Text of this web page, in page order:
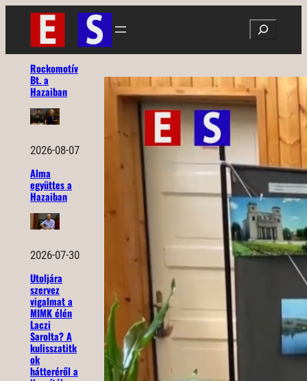
Ugrás
tartalomhoz
Search
Rockomotív
Bt. a
Hazaiban
2026-08-07
Alma
együttes a
Hazaiban
2026-07-30
Utoljára
szervez
vigalmat a
MIMK élén
Laczi
Sarolta? A
kulisszatitk
ok
hátteréről a